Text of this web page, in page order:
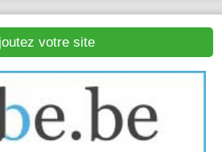
votre site